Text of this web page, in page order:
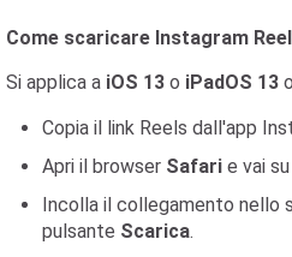
Come scaricare Instagram
Si applica a iOS 13 o iPadOS 13
Copia il link Reels dall'app
Apri il browser Safari e vai su
Incolla il collegamento
pulsante Scarica.